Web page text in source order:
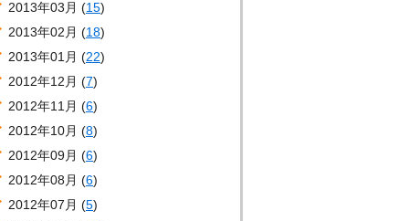
2013年03月 (15)
2013年02月 (18)
2013年01月 (22)
2012年12月 (7)
2012年11月 (6)
2012年10月 (8)
2012年09月 (6)
2012年08月 (6)
2012年07月 (5)